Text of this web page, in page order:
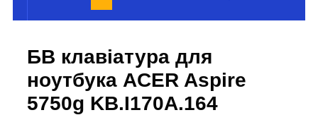
БВ клавіатура для
ноутбука ACER Aspire
5750g KB.I170A.164